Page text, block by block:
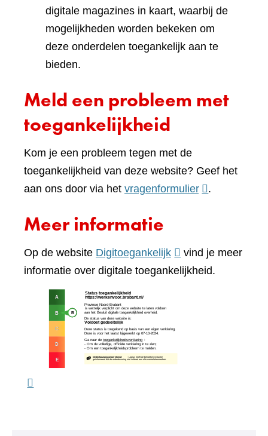
digitale magazines in kaart, waarbij de
mogelijkheden worden bekeken om
deze onderdelen toegankelijk aan te
bieden.
Meld een probleem met
toegankelijkheid
Kom je een probleem tegen met de
toegankelijkheid van deze website? Geef het
aan ons door via het vragenformulier(verwijst
website)
.
Meer informatie
Op de website Digitoegankelijk(verwijst
naar
vind je meer
informatie over digitale toegankelijkheid.